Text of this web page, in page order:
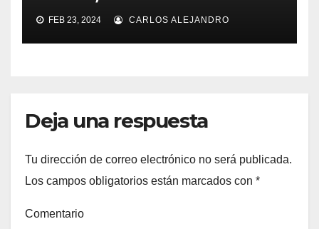
FEB 23, 2024 CARLOS ALEJANDRO
Deja una respuesta
Tu dirección de correo electrónico no será publicada.
Los campos obligatorios están marcados con *
Comentario